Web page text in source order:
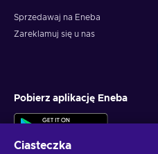
Sprzedawaj na Eneba
Zareklamuj się u nas
Pobierz aplikację Eneba
Ciasteczka